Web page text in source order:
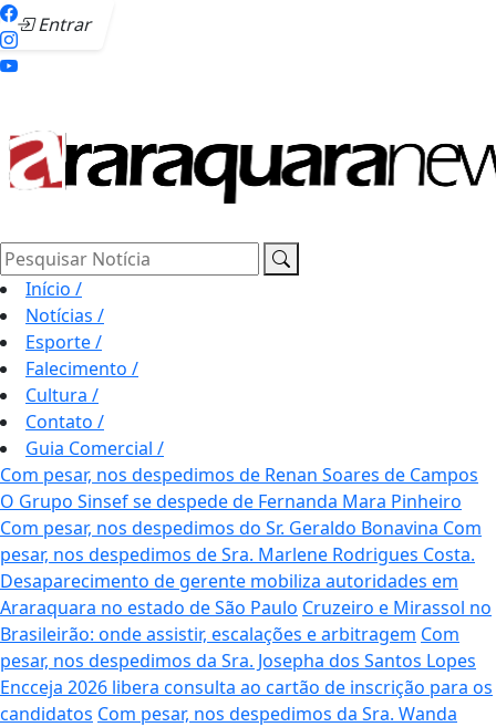
Entrar
Pesquisar Notícia
Início /
Notícias /
Esporte/
Falecimento /
Cultura /
Contato /
Guia Comercial /
Com pesar, nos despedimos de Renan Soares de Campos
O Grupo Sinsef se despede de Fernanda Mara Pinheiro
Com pesar, nos despedimos do Sr. Geraldo Bonavina Com
pesar, nos despedimos de Sra. Marlene Rodrigues Costa.
Desaparecimento de gerente mobiliza autoridades em
Araraquara no estado de São Paulo Cruzeiro e Mirassol no
Brasileirão: onde assistir, escalações e arbitragem Com
pesar, nos despedimos da Sra. Josepha dos Santos Lopes
Encceja 2026 libera consulta ao cartão de inscrição para os
candidatos Com pesar, nos despedimos da Sra. Wanda